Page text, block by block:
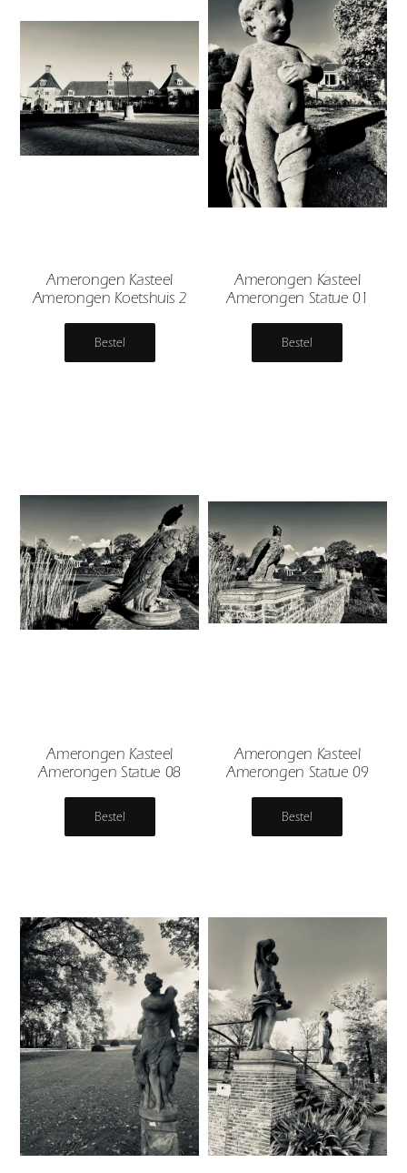
Amerongen Kasteel
Amerongen Koetshuis 2
Bestel
Amerongen Kasteel
Amerongen Statue 01
Bestel
Amerongen Kasteel
Amerongen Statue 08
Bestel
Amerongen Kasteel
Amerongen Statue 09
Bestel